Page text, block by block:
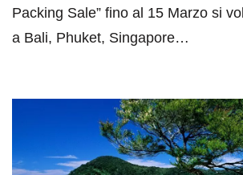
Packing Sale” fino al 15 Marzo si
a Bali, Phuket, Singapore…